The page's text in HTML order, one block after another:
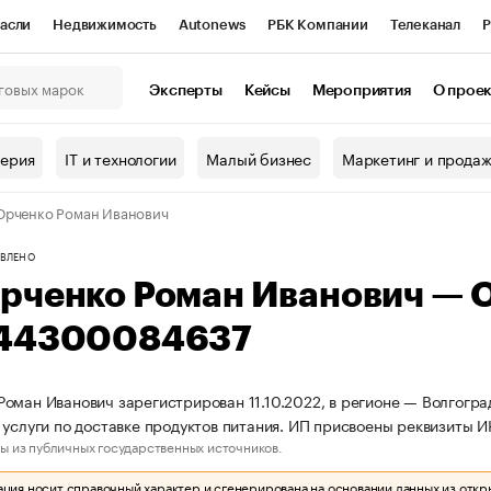
Недвижимость Autonews РБК Компании Телеканал
Проверка контрагентов
Эксперты Кейсы Мероприятия О
IT и технологии Малый бизнес Маркетинг и
Роман Иванович
Роман Иванович —
Иванович зарегистрирован 11.10.2022, в регионе —
услуги по доставке продуктов питания. ИП присвоены
из публичных государственных источников.
носит справочный характер и сгенерирована на основании данных из